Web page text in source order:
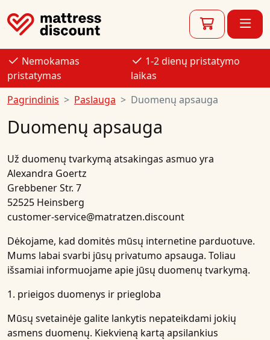
Nemokamas
pristatymas
1-2 dienų pristatymo
laikas
Pagrindinis
Paslauga Duomenų apsauga
Duomenų apsauga
Už duomenų tvarkymą atsakingas asmuo yra
Alexandra Goertz
Grebbener Str. 7
52525 Heinsberg
customer-service@matratzen.discount
Dėkojame, kad domitės mūsų internetine parduotuve.
Mums labai svarbi jūsų privatumo apsauga. Toliau
išsamiai informuojame apie jūsų duomenų tvarkymą.
1. prieigos duomenys ir priegloba
Mūsų svetainėje galite lankytis nepateikdami jokių
asmens duomenų. Kiekvieną kartą apsilankius